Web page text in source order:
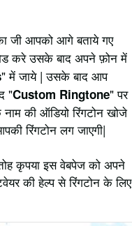
जी आपको आगे बताये गए
करे उसके बाद अपने फ़ोन में
" में जाये | उसके बाद आप
"Custom Ringtone" पर
की ऑडियो रिंगटोन खोजे
रिंगटोन लग जाएगी|
कृपया इस वेबपेज को अपने
की हेल्प से रिंगटोन के लिए